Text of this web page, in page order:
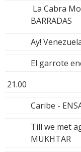
La Cabra
BARRADAS
Ay!
El garrote
21.00
Caribe -
Till we met
MUKHTAR